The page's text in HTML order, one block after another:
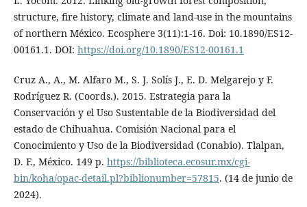
structure, fire history, climate and land-use in the mountains
of northern México. Ecosphere 3(11):1-16. Doi: 10.1890/ES12-
00161.1. DOI: https://doi.org/10.1890/ES12-00161.1
Cruz A., A., M. Alfaro M., S. J. Solís J., E. D. Melgarejo y F.
Rodríguez R. (Coords.). 2015. Estrategia para la
Conservación y el Uso Sustentable de la Biodiversidad del
estado de Chihuahua. Comisión Nacional para el
Conocimiento y Uso de la Biodiversidad (Conabio). Tlalpan,
D. F., México. 149 p. https://biblioteca.ecosur.mx/cgi-
bin/koha/opac-detail.pl?biblionumber=57815. (14 de junio de
2024).